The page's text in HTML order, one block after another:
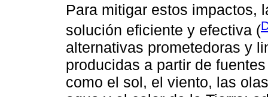
Para mitigar estos impactos,
solución eficiente y efectiva (
alternativas prometedoras y
producidas a partir de
como el sol, el viento, las